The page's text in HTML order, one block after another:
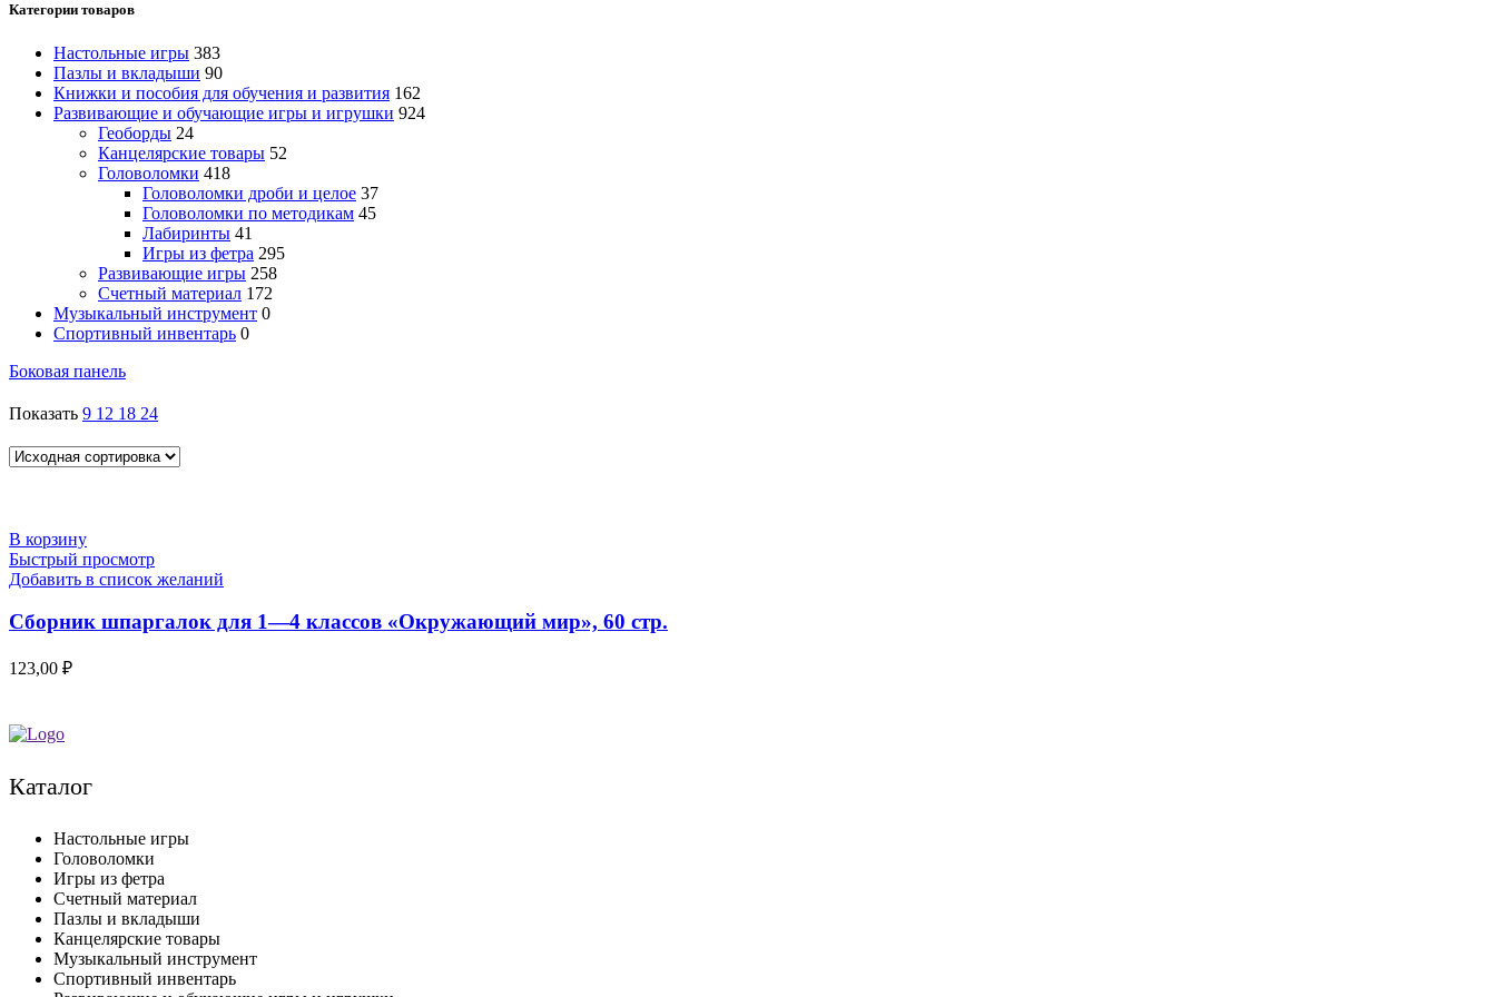
Категории товаров
Настольные игры 383
Пазлы и вкладыши 90
Книжки и пособия для обучения и развития 162
Развивающие и обучающие игры и игрушки 924
Геоборды 24
Канцелярские товары 52
Головоломки 418
Головоломки дроби и целое 37
Головоломки по методикам 45
Лабиринты 41
Игры из фетра 295
Развивающие игры 258
Счетный материал 172
Музыкальный инструмент 0
Спортивный инвентарь 0
Боковая панель
Показать 9 12 18 24
В корзину
Быстрый просмотр
Добавить в список желаний
Сборник шпаргалок для 1—4 классов «Окружающий мир», 60 стр.
123,00 ₽
Каталог
Настольные игры
Головоломки
Игры из фетра
Счетный материал
Пазлы и вкладыши
Канцелярские товары
Музыкальный инструмент
Спортивный инвентарь